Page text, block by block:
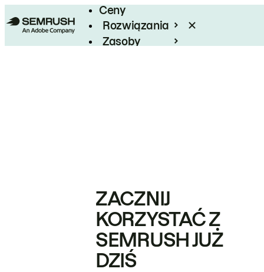
Ceny
Rozwiązania
Zasoby
ZACZNIJ
KORZYSTAĆ Z
SEMRUSH JUŻ
DZIŚ